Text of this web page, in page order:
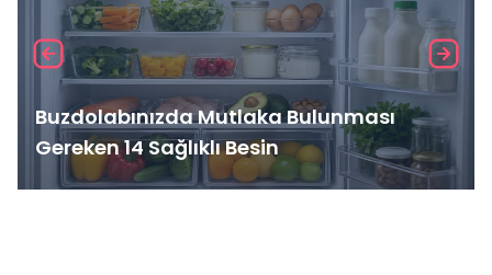
Buzdolabınızda Mutlaka Bulunması
Gereken 14 Sağlıklı Besin